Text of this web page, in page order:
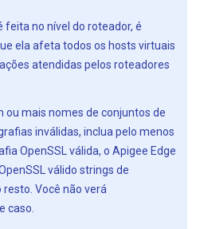
feita no nível do roteador, é
ela afeta todos os hosts virtuais
atendidas pelos roteadores
ou mais nomes de conjuntos de
inválidas, inclua pelo menos
OpenSSL válida, o Apigee Edge
válido strings de
Você não verá
caso.